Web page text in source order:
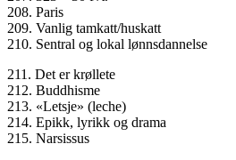
208. Paris
209. Vanlig tamkatt/huskatt
210. Sentral og lokal lønnsdannelse
211. Det er krøllete
212. Buddhisme
213. «Letsje» (leche)
214. Epikk, lyrikk og drama
215. Narsissus